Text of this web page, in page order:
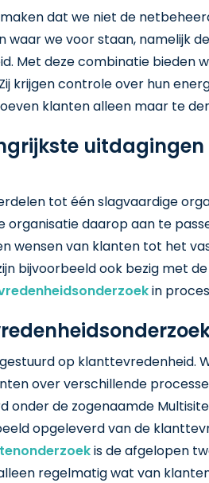
dat we niet de
waar we voor staan, namelijk
Met deze combinatie bieden
krijgen controle over hun
klanten alleen maar te
tot één slagvaardige
daarop aan te
wensen van klanten tot het
bijvoorbeeld ook bezig met
in
op klanttevredenheid.
over verschillende
onder de zogenaamde
opgeleverd van de
is de afgelopen
regelmatig wat van